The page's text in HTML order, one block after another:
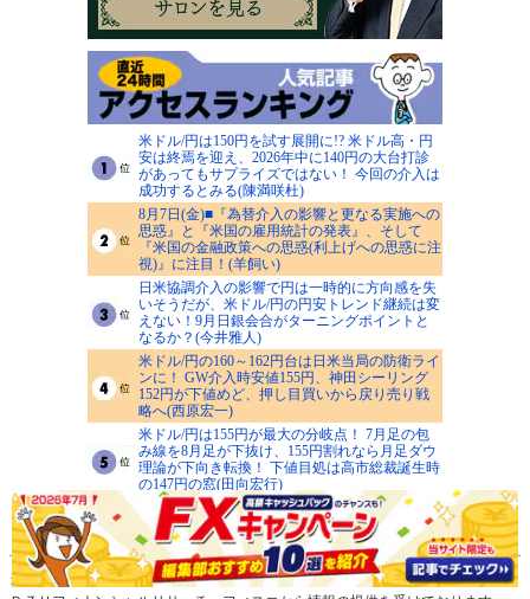
米ドル/円は150円を試す展開に!? 米ドル高・円
安は終焉を迎え、2026年中に140円の大台打診
があってもサプライズではない！ 今回の介入は
成功するとみる(陳満咲杜)
8月7日(金)■『為替介入の影響と更なる実施への
思惑』と『米国の雇用統計の発表』、そして
『米国の金融政策への思惑(利上げへの思惑に注
視)』に注目！(羊飼い)
日米協調介入の影響で円は一時的に方向感を失
いそうだが、米ドル/円の円安トレンド継続は変
えない！9月日銀会合がターニングポイントと
なるか？(今井雅人)
米ドル/円の160～162円台は日米当局の防衛ライ
ンに！ GW介入時安値155円、神田シーリング
152円が下値めど、押し目買いから戻り売り戦
略へ(西原宏一)
米ドル/円は155円が最大の分岐点！ 7月足の包
み線を8月足が下抜け、155円割れなら月足ダウ
理論が下向き転換！ 下値目処は高市総裁誕生時
の147円の窓(田向宏行)
>>人気記事一覧を見る
当ウェブサイトにおけるデータは、セントラル短資ＦＸ、クォンツ・リサーチ、